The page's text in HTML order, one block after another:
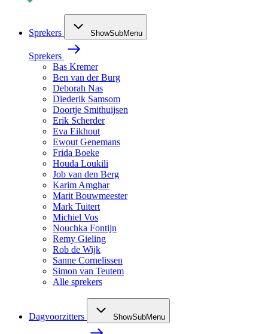
Sprekers ShowSubMenu
Sprekers
Bas Kremer
Ben van der Burg
Deborah Nas
Diederik Samsom
Doortje Smithuijsen
Erik Scherder
Eva Eikhout
Ewout Genemans
Frida Boeke
Houda Loukili
Job van den Berg
Karim Amghar
Marit Bouwmeester
Mark Tuitert
Michiel Vos
Nouchka Fontijn
Remy Gieling
Rob de Wijk
Sanne Cornelissen
Simon van Teutem
Alle sprekers
Dagvoorzitters ShowSubMenu